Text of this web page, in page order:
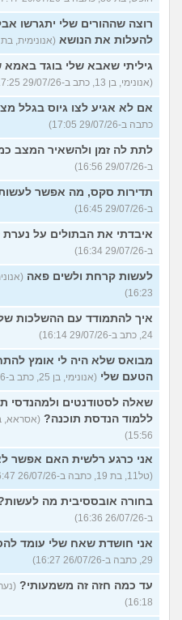
רוצה שההורים שלי יתגרשו
להעלות את הנושא (אנונימית, בת 23, כתבה ב-29/07/26 17:36)
גיליתי שאבא שלי בוגד
(אנונימי, בן 13, כתב ב-29/07/26 17:25)
אם לא אגיע לצו גיוס בגלל
כתבה ב-29/07/26 17:05)
לתת לה זמן ולהשאיר המצב
ב-29/07/26 16:56)
תדירות סקס, מה אפשר
ב-29/07/26 16:45)
איבדתי את הבתולים על נערת
ב-29/07/26 16:34)
לעשות קרחת ולשים פאה
16:23)
איך להתמודד עם ההשלכות
24, כתב ב-29/07/26 16:14)
מבואס שלא היה לי אומץ
הטעם שלי (אנונימי, בן 25, כתב ב-29/07/26 16:05)
שאלה לסטודנטים ולמהנדסי
ללמוד הנדסת תוכנה?
15:56)
אני כרגע רלשית האם אפשר
(טל11, בת 19, כתבה ב-26/07/26 16:47)
בחורה אובססיבית מה
ב-26/07/26 16:36)
אני חושדת שאח שלי עומד
29, כתבה ב-26/07/26 16:27)
עד כמה חזה זה משמעותי?
16:18)